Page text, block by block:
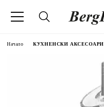
Начало КУХНЕНСКИ АКСЕСОАРИ